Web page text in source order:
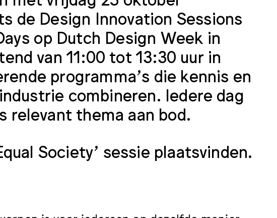
de Design Innovation Sessions
op Dutch Design Week in
van 11:00 tot 13:30 uur in
programma’s die kennis en
combineren. Iedere dag
relevant thema aan bod.
Society’ sessie plaatsvinden.